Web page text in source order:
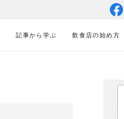
記事から学ぶ 飲食店の始め方